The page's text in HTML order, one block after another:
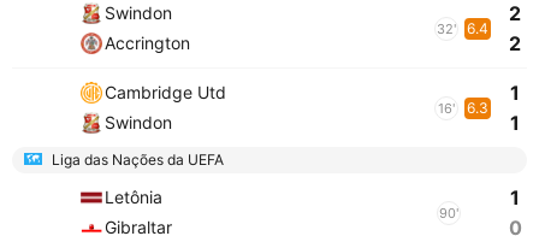
Swindon
Accrington
32' 6.4
2
2
Cambridge Utd
Swindon
16' 6.3
1
1
Liga das Nações da UEFA
Letônia
Gibraltar
90'
1
0